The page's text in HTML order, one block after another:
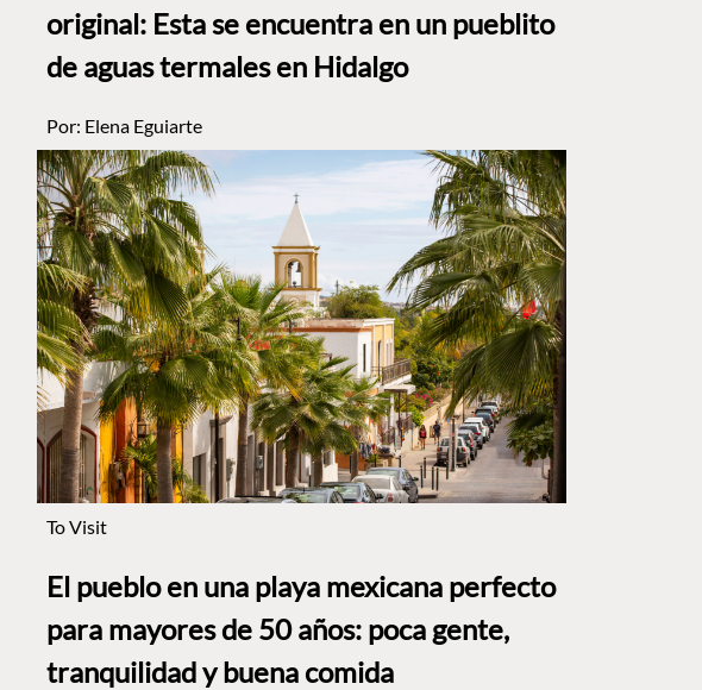
original: Esta se encuentra en un pueblito
de aguas termales en Hidalgo
Por: Elena Eguiarte
To Visit
El pueblo en una playa mexicana perfecto
para mayores de 50 años: poca gente,
tranquilidad y buena comida